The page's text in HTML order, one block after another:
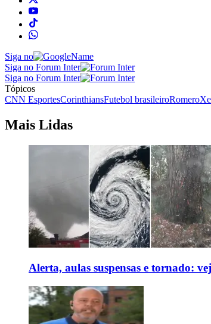
Siga no
Siga no Forum Inter
Siga no Forum Inter
Tópicos
CNN EsportesCorinthiansFutebol brasileiroRomero
Mais Lidas
Alerta, aulas suspensas e tornado: